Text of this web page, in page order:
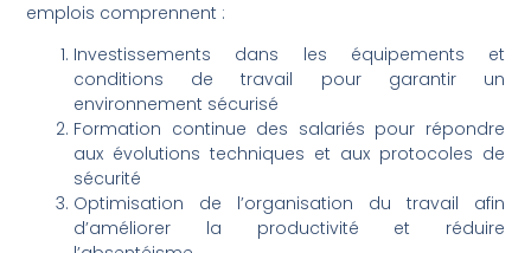
emplois comprennent :
Investissements dans les équipements et
conditions de travail pour garantir un
environnement sécurisé
Formation continue des salariés pour répondre
aux évolutions techniques et aux protocoles de
sécurité
Optimisation de l’organisation du travail afin
d’améliorer la productivité et réduire